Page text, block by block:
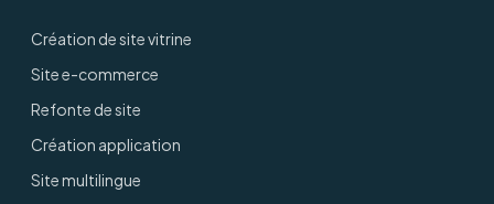
Création de site vitrine
Site e-commerce
Refonte de site
Création application
Site multilingue